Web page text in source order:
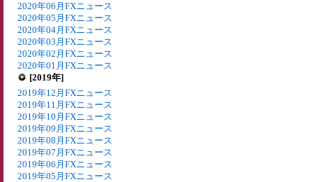
2020年06月FXニュース
2020年05月FXニュース
2020年04月FXニュース
2020年03月FXニュース
2020年02月FXニュース
2020年01月FXニュース
[2019年]
2019年12月FXニュース
2019年11月FXニュース
2019年10月FXニュース
2019年09月FXニュース
2019年08月FXニュース
2019年07月FXニュース
2019年06月FXニュース
2019年05月FXニュース